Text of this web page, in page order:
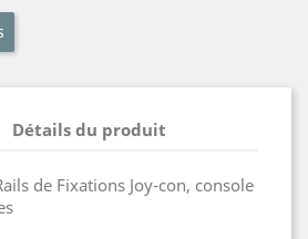
Détails du produit
de Fixations Joy-con, console